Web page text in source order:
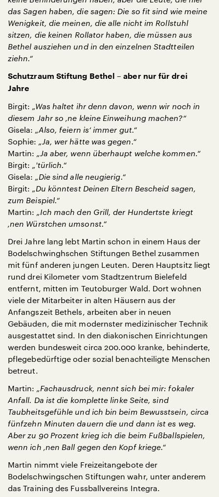
das Sagen haben, die sagen: Die so fit sind wie meine
Wenigkeit, die meinen, die alle nicht im Rollstuhl
sitzen, die keinen Rollator haben, die müssen aus
Bethel ausziehen und in den einzelnen Stadtteilen
ziehn.“
Schutzraum Stiftung Bethel – aber nur für drei
Jahre
Birgit: „Was haltet ihr denn davon, wenn wir noch in
diesem Jahr so ‚ne kleine Einweihung machen?“
Gisela: „Also, feiern is‘ immer gut.“
Sophie: „Ja, wer hätte was gegen.“
Martin: „Ja aber, wenn überhaupt welche kommen.“
Birgit: „'türlich.“
Gisela: „Die sind alle neugierig.“
Birgit: „Du könntest Deinen Eltern Bescheid sagen,
zum Beispiel.“
Martin: „Ich mach den Grill, der Hundertste kriegt
‚nen Würstchen umsonst.“
Drei Jahre lang lebt Martin schon in einem Haus der
Bodelschwinghschen Stiftungen Bethel zusammen
mit fünf anderen jungen Leuten. Deren Hauptsitz liegt
rund drei Kilometer vom Stadtzentrum Bielefeld
entfernt, mitten im Teutoburger Wald. Dort wohnen
viele der Mitarbeiter in alten Häusern aus der
Anfangszeit Bethels, arbeiten aber in neuen
Gebäuden, die mit modernster medizinischer Technik
ausgestattet sind. In den diakonischen Einrichtungen
werden bundesweit circa 200.000 kranke, behinderte,
pflegebedürftige oder sozial benachteiligte Menschen
betreut.
Martin: „Fachausdruck, nennt sich bei mir: fokaler
Anfall. Da ist die komplette linke Seite, sind
Taubheitsgefühle und ich bin beim Bewusstsein, circa
fünfzehn Minuten dauern die und dann ist es weg.
Aber zu 90 Prozent krieg ich die beim Fußballspielen,
wenn ich ‚nen Ball gegen den Kopf kriege.“
Martin nimmt viele Freizeitangebote der
Bodelschwingschen Stiftungen wahr, unter anderem
das Training des Fussballvereins Integra.